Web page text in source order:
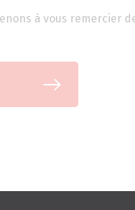
à vous remercier